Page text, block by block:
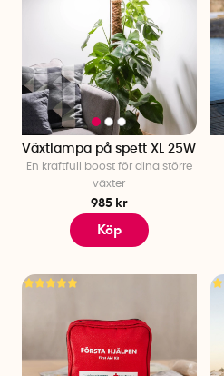
Växtlampa på spett XL 25W
En kraftfull boost för dina större
växter
985 kr
Köp